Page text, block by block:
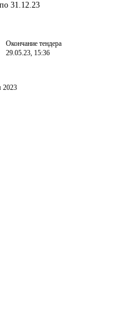
31.12.23
Окончание тендера
29.05.23, 15:36
2023